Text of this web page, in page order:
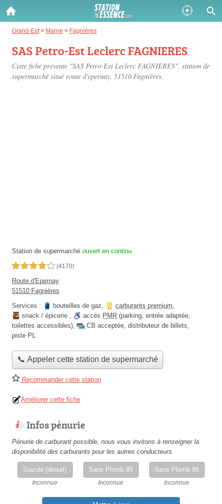
Grand-Est > Marne > Fagnières
SAS Petro-Est Leclerc FAGNIERES
Cette fiche présente "SAS Petro-Est Leclerc FAGNIERES", station de
supermarché situé route d'epernay, 51510 Fagnières.
Station de supermarché ouvert en continu
4,0 étoiles sur 5 (4170)
Route d'Epernay
51510 Fagnières
Services :
bouteilles de gaz, carburants premium,
snack / épicerie , accès PMR (parking, entrée adaptée,
toilettes accessibles), CB acceptée, distributeur de billets,
piste PL
📞 Appeler cette station de supermarché
Recommander cette station
Améliorer cette fiche
Infos pénurie
Pénurie de carburant possible, nous vous invitons à renseigner la
disponibilité des carburants pour les autres conducteurs.
Gazole (diesel)
Inconnue
Sans Plomb 95
Inconnue
Sans Plomb 98
Inconnue
Gazole :
Disponible Épuisé
SP 98 :